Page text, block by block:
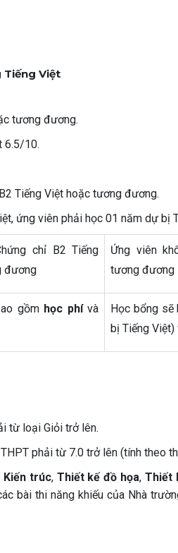
Tiếng Việt
tương đương.
6.5/10.
Tiếng Việt hoặc tương đương.
ứng viên phải học 01 năm dự bị
chỉ B2 Tiếng
đương
Ứng viên
tương đương
gồm học phívà
Học bổng sẽ
bị Tiếng Việt)
từ loại Giỏi trở lên.
phải từ 7.0 trở lên (tính theo
Kiến trúc, Thiết kế đồ họa, Thiết
bài thi năng khiếu của Nhà